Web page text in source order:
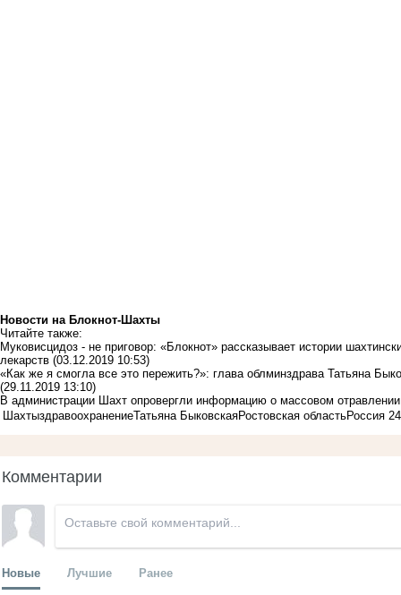
Новости на Блoкнoт-Шахты
Читайте также:
Муковисцидоз - не приговор: «Блокнот» рассказывает истории
лекарств (03.12.2019 10:53)
«Как же я смогла все это пережить?»: глава облминздрава Татьяна
(29.11.2019 13:10)
В администрации Шахт опровергли информацию о массовом
ШахтыздравоохранениеТатьяна БыковскаяРостовская областьРоссия 24
Комментарии
Новые Лучшие Ранее